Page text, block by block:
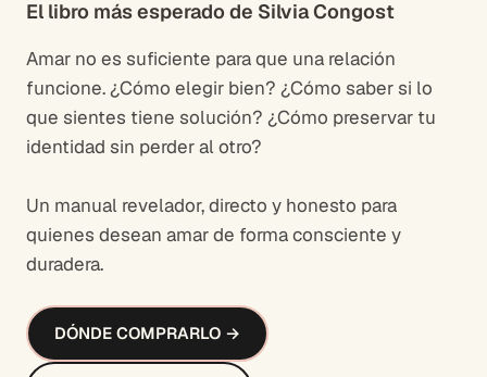
El libro más esperado de Silvia Congost
Amar no es suficiente para que una relación
funcione. ¿Cómo elegir bien? ¿Cómo saber si lo
que sientes tiene solución? ¿Cómo preservar tu
identidad sin perder al otro?
Un manual revelador, directo y honesto para
quienes desean amar de forma consciente y
duradera.
DÓNDE COMPRARLO →